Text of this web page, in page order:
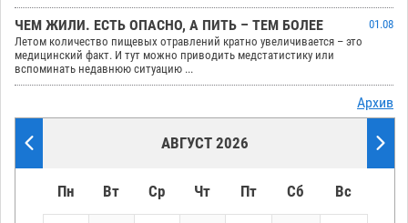
ЧЕМ ЖИЛИ. ЕСТЬ ОПАСНО, А ПИТЬ – ТЕМ БОЛЕЕ
01.08
Летом количество пищевых отравлений кратно увеличивается – это
медицинский факт. И тут можно приводить медстатистику или
вспоминать недавнюю ситуацию ...
Архив
АВГУСТ 2026
Пн Вт Ср Чт Пт Сб Вс